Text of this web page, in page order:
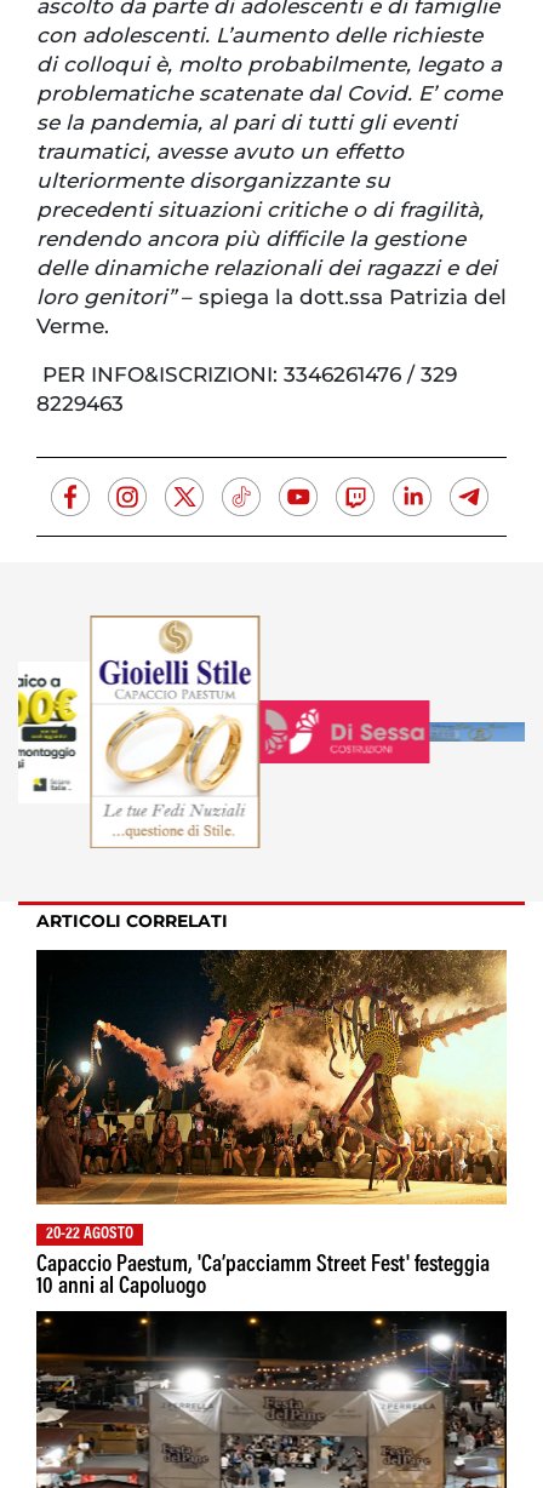
ascolto da parte di adolescenti e di famiglie
con adolescenti. L’aumento delle richieste
di colloqui è, molto probabilmente, legato a
problematiche scatenate dal Covid. E’ come
se la pandemia, al pari di tutti gli eventi
traumatici, avesse avuto un effetto
ulteriormente disorganizzante su
precedenti situazioni critiche o di fragilità,
rendendo ancora più difficile la gestione
delle dinamiche relazionali dei ragazzi e dei
loro genitori”– spiega la dott.ssa Patrizia del
Verme.
PER INFO&ISCRIZIONI: 3346261476 / 329
8229463
ARTICOLI CORRELATI
20-22 AGOSTO
Capaccio Paestum, 'Ca’pacciamm Street Fest' festeggia
10 anni al Capoluogo